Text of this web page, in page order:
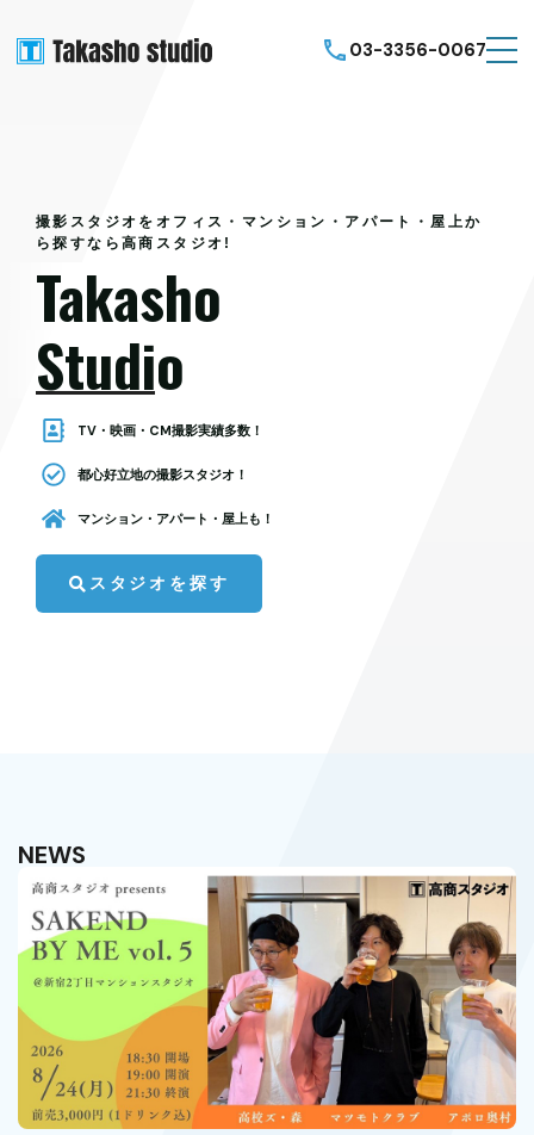
03-3356-0067
撮影スタジオをオフィス・マンション・アパート・屋上か
ら探すなら高商スタジオ!
Takasho
Studio
TV・映画・CM撮影実績多数！
都心好立地の撮影スタジオ！
マンション・アパート・屋上も！
スタジオを探す
NEWS